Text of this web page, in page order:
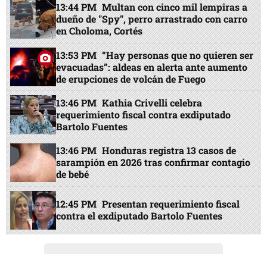
13:44 PM Multan con cinco mil lempiras a
dueño de "Spy", perro arrastrado con carro
en Choloma, Cortés
13:53 PM “Hay personas que no quieren ser
evacuadas”: aldeas en alerta ante aumento
de erupciones de volcán de Fuego
13:46 PM Kathia Crivelli celebra
requerimiento fiscal contra exdiputado
Bartolo Fuentes
13:46 PM Honduras registra 13 casos de
sarampión en 2026 tras confirmar contagio
de bebé
12:45 PM Presentan requerimiento fiscal
contra el exdiputado Bartolo Fuentes